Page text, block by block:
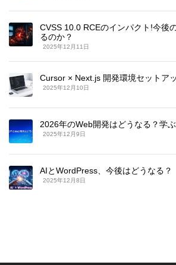
CVSS 10.0 RCEのインパクト!今後
るのか？
2025年12月11日
Cursor × Next.js 開発環境セットア
2025年12月10日
2026年のWeb開発はどうなる？学
2025年12月9日
AIとWordPress、今後はどうなる？
2025年12月8日